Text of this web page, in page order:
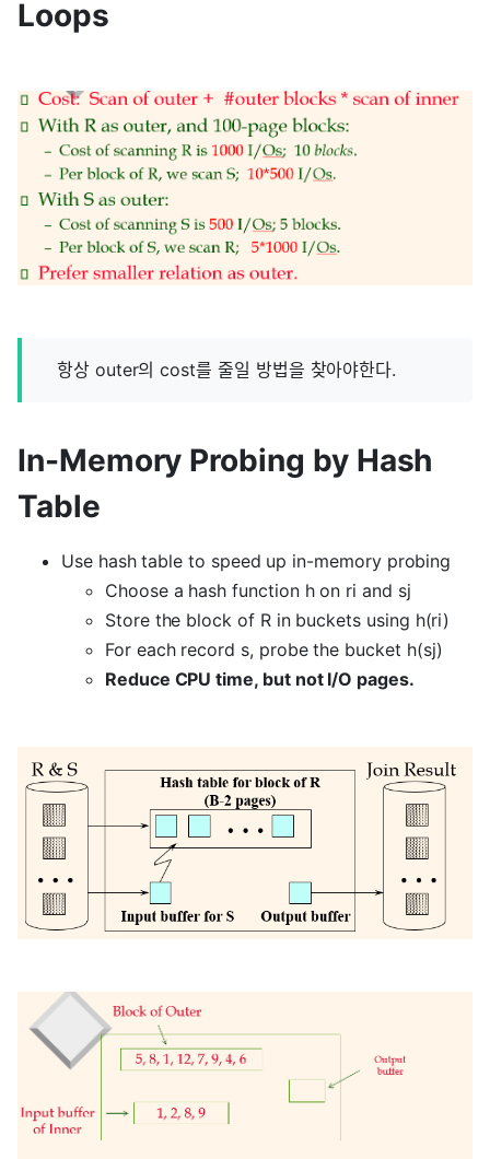
Loops
항상 outer의 cost를 줄일 방법을 찾아야한다.
In-Memory Probing by Hash
Table
Use hash table to speed up in-memory probing
Choose a hash function h on ri and sj
Store the block of R in buckets using h(ri)
For each record s, probe the bucket h(sj)
Reduce CPU time, but not I/O pages.